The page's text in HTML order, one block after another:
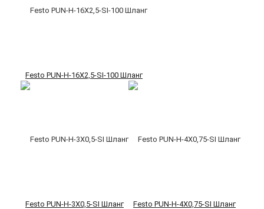
Festo PUN-H-16X2,5-SI-100 Шланг
Festo PUN-H-3X0,5-SI Шланг Festo PUN-H-4X0,75-SI Шланг